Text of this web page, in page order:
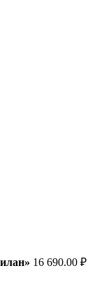
16 690.00 ₽